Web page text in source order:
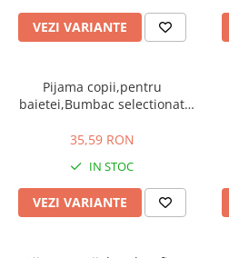
VEZI VARIANTE
Pijama copii,pentru
baietei,Bumbac selectionat
35,59 RON
IN STOC
VEZI VARIANTE